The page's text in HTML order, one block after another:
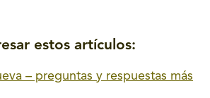
estos artículos:
– preguntas y respuestas más